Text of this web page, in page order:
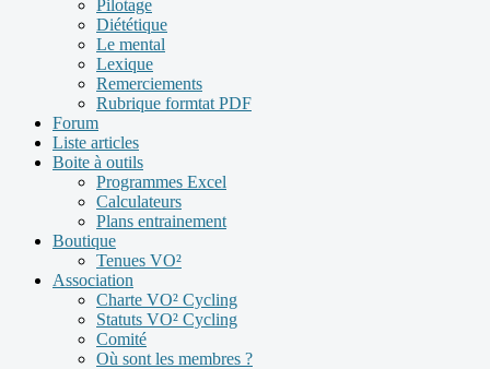
Pilotage
Diététique
Le mental
Lexique
Remerciements
Rubrique formtat PDF
Forum
Liste articles
Boite à outils
Programmes Excel
Calculateurs
Plans entrainement
Boutique
Tenues VO²
Association
Charte VO² Cycling
Statuts VO² Cycling
Comité
Où sont les membres ?